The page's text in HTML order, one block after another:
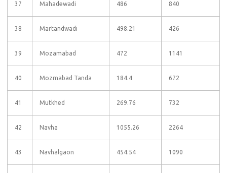
37 Mahadewadi 486 840
38 Martandwadi 498.21 426
39 Mozamabad 472 1141
40 Mozmabad Tanda 184.4 672
41 Mutkhed 269.76 732
42 Navha 1055.26 2264
43 Navhalgaon 454.54 1090